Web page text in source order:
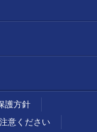
護方針
意ください